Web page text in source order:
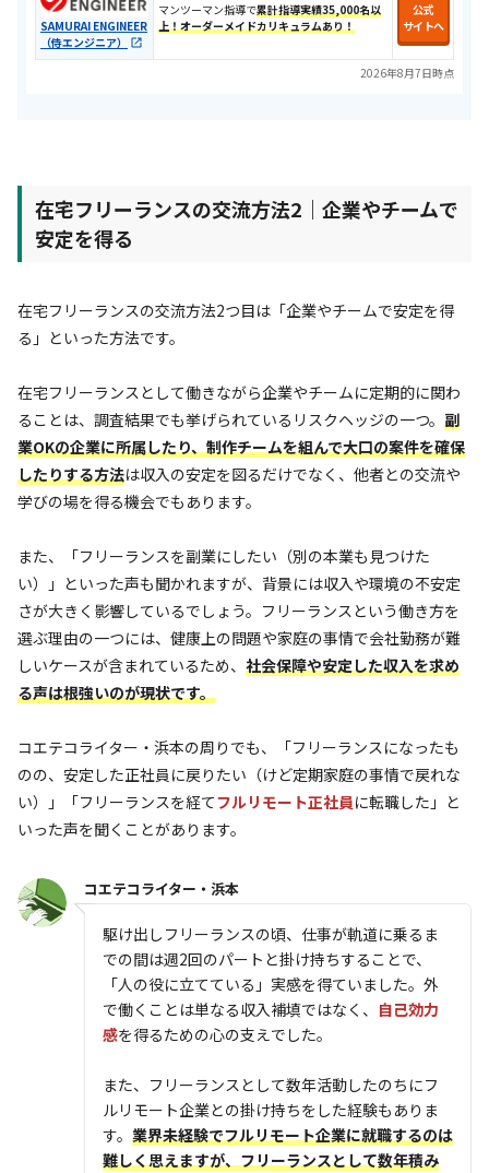
SAMURAI ENGINEER
（侍エンジニア）
マンツーマン指導で累計指導実績35,000名以
上！オーダーメイドカリキュラムあり！
公式
サイトへ
2026年8月7日時点
在宅フリーランスの交流方法2｜企業やチームで
安定を得る
在宅フリーランスの交流方法2つ目は「企業やチームで安定を得
る」といった方法です。
在宅フリーランスとして働きながら企業やチームに定期的に関わ
ることは、調査結果でも挙げられているリスクヘッジの一つ。 副
業OKの企業に所属したり、制作チームを組んで大口の案件を確保
したりする方法は収入の安定を図るだけでなく、他者との交流や
学びの場を得る機会でもあります。
また、「フリーランスを副業にしたい（別の本業も見つけた
い）」といった声も聞かれますが、背景には収入や環境の不安定
さが大きく影響しているでしょう。フリーランスという働き方を
選ぶ理由の一つには、健康上の問題や家庭の事情で会社勤務が難
しいケースが含まれているため、 社会保障や安定した収入を求め
る声は根強いのが現状です。
コエテコライター・浜本の周りでも、「フリーランスになったも
のの、安定した正社員に戻りたい（けど定期家庭の事情で戻れな
い）」「フリーランスを経てフルリモート正社員に転職した」と
いった声を聞くことがあります。
コエテコライター・浜本
駆け出しフリーランスの頃、仕事が軌道に乗るま
での間は週2回のパートと掛け持ちすることで、
「人の役に立てている」実感を得ていました。外
で働くことは単なる収入補填ではなく、 自己効力
感を得るための心の支えでした。
また、フリーランスとして数年活動したのちにフ
ルリモート企業との掛け持ちをした経験もありま
す。 業界未経験でフルリモート企業に就職するのは
難しく思えますが、フリーランスとして数年積み